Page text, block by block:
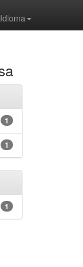
Idioma
1
1
1